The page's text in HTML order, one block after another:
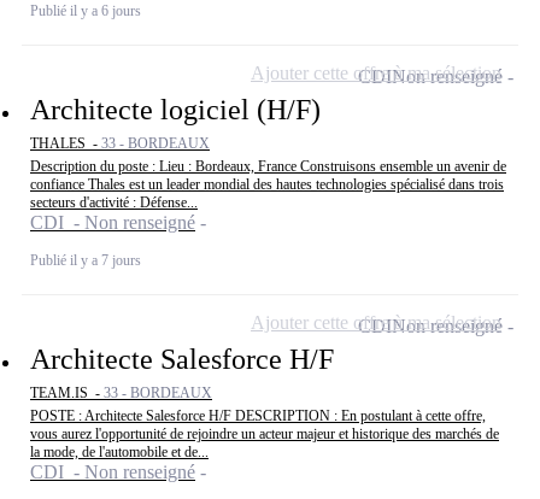
Publié il y a 6 jours
Architecte logiciel (H/F)
THALES - 33 - BORDEAUX
Description du poste : Lieu : Bordeaux, France Construisons ensemble un avenir de
confiance Thales est un leader mondial des hautes technologies spécialisé dans trois
secteurs d'activité : Défense...
CDI - Non renseigné
Publié il y a 7 jours
CDINon renseigné
Ajouter cette offre à ma sélection
Architecte Salesforce H/F
TEAM.IS - 33 - BORDEAUX
POSTE : Architecte Salesforce H/F DESCRIPTION : En postulant à cette offre,
vous aurez l'opportunité de rejoindre un acteur majeur et historique des marchés de
la mode, de l'automobile et de...
CDI - Non renseigné
CDINon renseigné
Ajouter cette offre à ma sélection